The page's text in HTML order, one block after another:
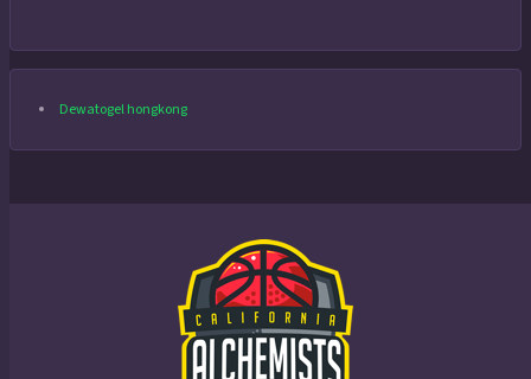
Dewatogel hongkong